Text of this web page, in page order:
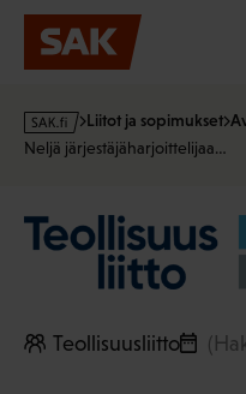
Hyppää
sisältöön
s
a
f
Liitot ja sopimukset
Neljä järjestäjäharjoittelijaa…
Teollisuusliitto